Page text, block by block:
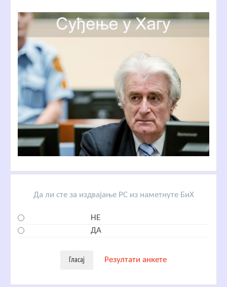
Да ли сте за издвајање РС из наметнуте БиХ
НЕ
ДА
Резултати анкете